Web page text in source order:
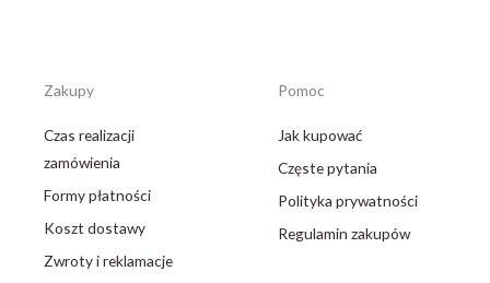
Zakupy
Czas realizacji
zamówienia
Formy płatności
Koszt dostawy
Zwroty i reklamacje
Pomoc
Jak kupować
Częste pytania
Polityka prywatności
Regulamin zakupów